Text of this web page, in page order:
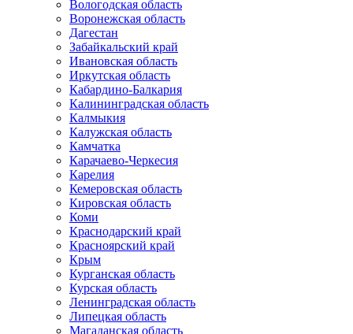
Вологодская область
Воронежская область
Дагестан
Забайкальский край
Ивановская область
Иркутская область
Кабардино-Балкария
Калининградская область
Калмыкия
Калужская область
Камчатка
Карачаево-Черкесия
Карелия
Кемеровская область
Кировская область
Коми
Краснодарский край
Красноярский край
Крым
Курганская область
Курская область
Ленинградская область
Липецкая область
Магаданская область